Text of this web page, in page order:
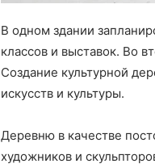
В одном здании
классов и выставок. Во
Создание культурной
искусств и культуры.
Деревню в качестве
художников и